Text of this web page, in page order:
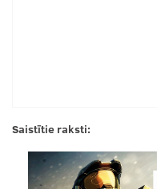
Saistītie raksti: